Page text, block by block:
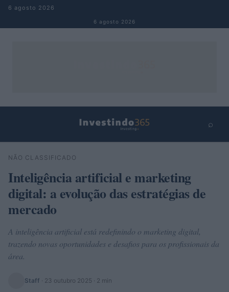
Pular para o conteúdo
6 agosto 2026
6 agosto 2026
⌕
Buscar
NÃO CLASSIFICADO
Inteligência artificial e marketing
digital: a evolução das estratégias de
mercado
A inteligência artificial está redefinindo o marketing digital,
trazendo novas oportunidades e desafios para os profissionais da
área.
Staff · 23 outubro 2025 · 2 min